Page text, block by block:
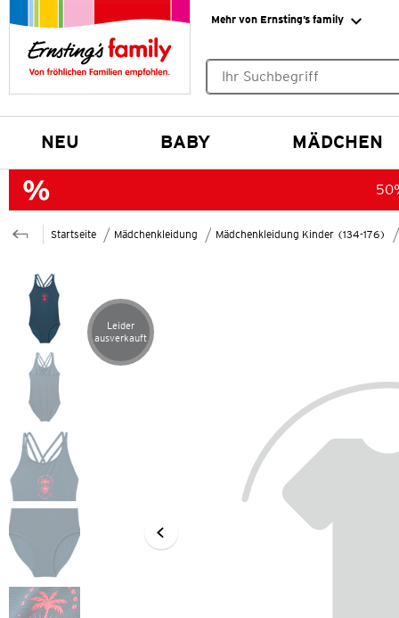
Mehr von Ernsting’s family
NEU BABY MÄDCHEN
Startseite Mädchenkleidung Mädchenkleidung Kinder (134-176)
Artikel leider ausverkauft
Leider
ausverkauft